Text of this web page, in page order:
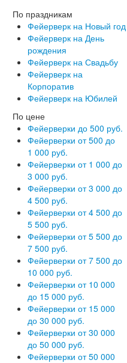
По праздникам
Фейерверк на Новый год
Фейерверк на День
рождения
Фейерверк на Свадьбу
Фейерверк на
Корпоратив
Фейерверк на Юбилей
По цене
Фейерверки до 500 руб.
Фейерверки от 500 до
1 000 руб.
Фейерверки от 1 000 до
3 000 руб.
Фейерверки от 3 000 до
4 500 руб.
Фейерверки от 4 500 до
5 500 руб.
Фейерверки от 5 500 до
7 500 руб.
Фейерверки от 7 500 до
10 000 руб.
Фейерверки от 10 000
до 15 000 руб.
Фейерверки от 15 000
до 30 000 руб.
Фейерверки от 30 000
до 50 000 руб.
Фейерверки от 50 000